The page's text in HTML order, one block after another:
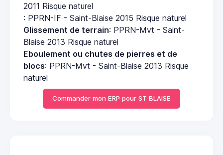
2011 Risque naturel
: PPRN-IF - Saint-Blaise 2015 Risque naturel
Glissement de terrain: PPRN-Mvt - Saint-
Blaise 2013 Risque naturel
Eboulement ou chutes de pierres et de
blocs: PPRN-Mvt - Saint-Blaise 2013 Risque
naturel
Commander mon ERP pour ST BLAISE